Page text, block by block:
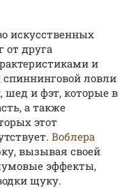
искусственных
от друга
и
ловли
шед и фэт, которые в
а также
этот
Воблера
вызывая своей
эффекты,
щуку.